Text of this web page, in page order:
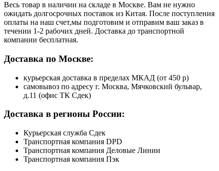
Весь товар в наличии на складе в Москве. Вам не нужно
ожидать долгосрочных поставок из Китая. После поступления
оплаты на наш счет,мы подготовим и отправим ваш заказ в
течении 1-2 рабочих дней. Доставка до транспортной
компании бесплатная.
Доставка по Москве:
курьерская доставка в пределах МКАД (от 450 р)
самовывоз по адресу г. Москва, Мячковский бульвар,
д.11 (офис ТК Сдек)
Доставка в регионы России:
Курьерская служба Сдек
Транспортная компания DPD
Транспортная компания Деловые Линии
Транспортная компания Пэк